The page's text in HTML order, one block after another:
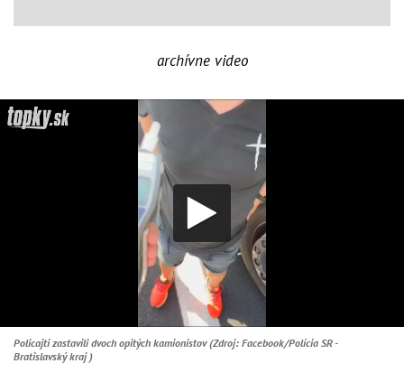
archívne video
Policajti zastavili dvoch opitých kamionistov (Zdroj: Facebook/Polícia SR -
Bratislavský kraj )